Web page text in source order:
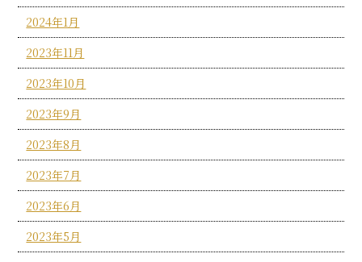
2024年1月
2023年11月
2023年10月
2023年9月
2023年8月
2023年7月
2023年6月
2023年5月